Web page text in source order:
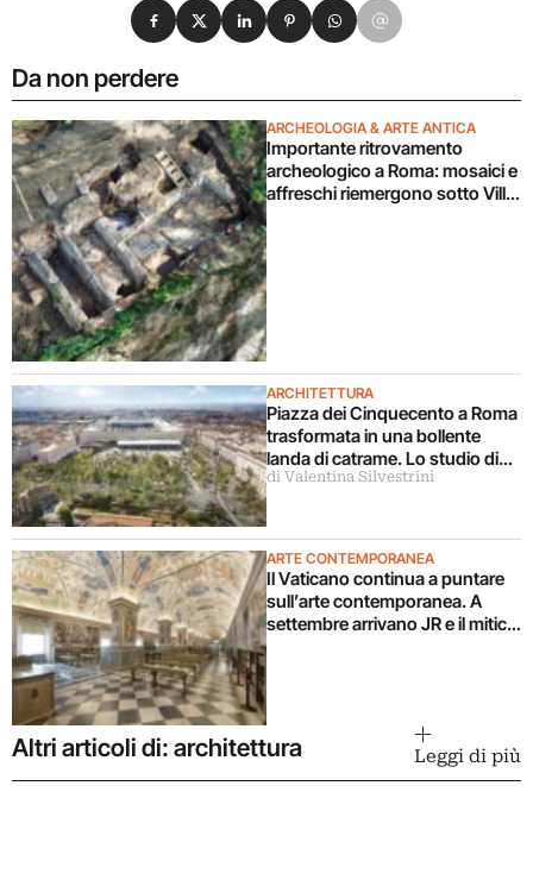
Da non perdere
ARCHEOLOGIA & ARTE ANTICA
Importante ritrovamento
archeologico a Roma: mosaici e
affreschi riemergono sotto Villa
ARCHITETTURA
Piazza dei Cinquecento a Roma
trasformata in una bollente
landa di catrame. Lo studio di
architettura disconosce il
di Valentina Silvestrini
ARTE CONTEMPORANEA
Il Vaticano continua a puntare
sull’arte contemporanea. A
settembre arrivano JR e il mitico
Condividi su Facebook
Condividi su X
Condividi su LinkedIn
Condividi su Pinterest
Condividi su WhatsApp
Condividi su Email
Altri articoli di: architettura Leggi di più